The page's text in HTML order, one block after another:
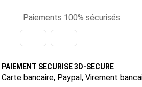
Paiements 100% sécurisés
PAIEMENT SECURISE 3D-SECURE
Carte bancaire, Paypal, Virement